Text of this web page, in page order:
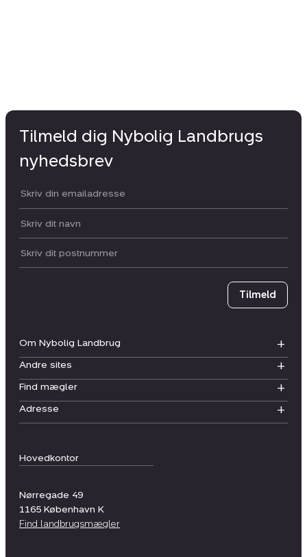
Hovedkontor
Nørregade 49
1165 København K
Find landbrugsmægler
Om Nybolig Landbrug
Andre sites
Find mægler
Adresse
Tilmeld dig Nybolig Landbrugs
nyhedsbrev
Din email:
Dit navn:
Postnummer
Tilmeld